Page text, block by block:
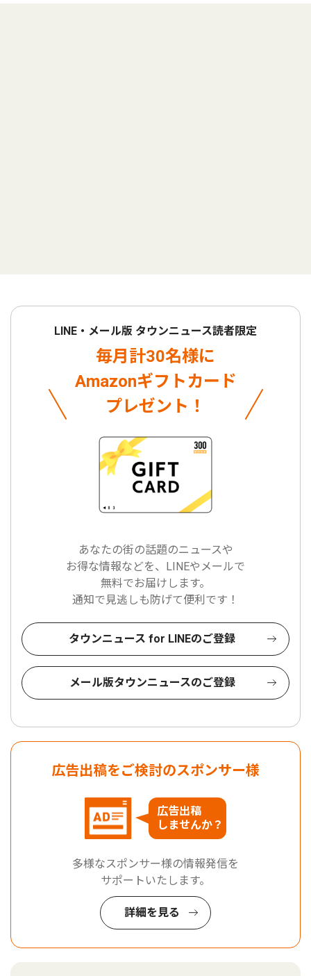
LINE・メール版 タウンニュース読者限定
毎月計30名様に
Amazonギフトカード
プレゼント！
あなたの街の話題のニュースや
お得な情報などを、LINEやメールで
無料でお届けします。
通知で見逃しも防げて便利です！
タウンニュース for LINEのご登録
メール版タウンニュースのご登録
広告出稿をご検討のスポンサー様
広告出稿
しませんか？
多様なスポンサー様の情報発信を
サポートいたします。
詳細を見る